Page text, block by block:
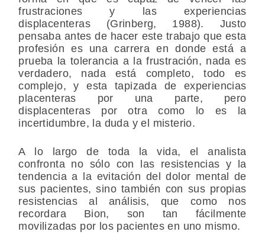
frustraciones y las experiencias
displacenteras(Grinberg, 1988). Justo
pensaba antes de hacer este trabajo que esta
profesión es una carrera en donde está a
prueba la tolerancia a la frustración, nada es
verdadero, nada está completo, todo es
complejo, y esta tapizada de experiencias
placenteras por una parte, pero
displacenteras por otra como lo es la
incertidumbre, la duda y el misterio.
A lo largo de toda la vida, el analista
confronta no sólo con las resistencias y la
tendencia a la evitación del dolor mental de
sus pacientes, sino también con sus propias
resistencias al análisis, que como nos
recordara Bion, son tan fácilmente
movilizadas por los pacientes en uno mismo.